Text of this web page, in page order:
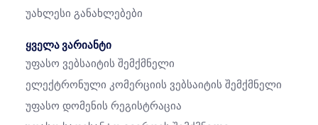
Უახლესი Განახლებები
ყველა ვარიანტი
Უფასო Ვებსაიტის Შემქმნელი
Ელექტრონული Კომერციის Ვებსაიტის Შემქმნელი
Უფასო Დომენის Რეგისტრაცია